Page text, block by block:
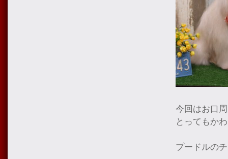
今回はお口
とってもか
プードルの